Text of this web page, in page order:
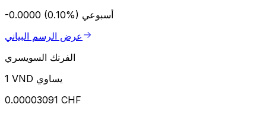
-0.0000 (0.10%) أسبوعي
عرض الرسم البياني
الفرنك السويسري
1 VND يساوي
0.00003091 CHF